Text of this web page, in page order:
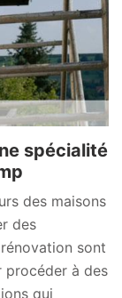
spécialité
des maisons
des
sont
procéder à des
qui